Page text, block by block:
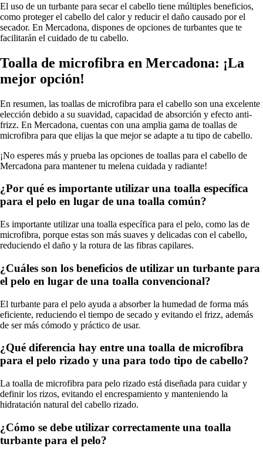
El uso de un turbante para secar el cabello tiene múltiples beneficios,
como proteger el cabello del calor y reducir el daño causado por el
secador. En Mercadona, dispones de opciones de turbantes que te
facilitarán el cuidado de tu cabello.
Toalla de microfibra en Mercadona: ¡La
mejor opción!
En resumen, las toallas de microfibra para el cabello son una excelente
elección debido a su suavidad, capacidad de absorción y efecto anti-
frizz. En Mercadona, cuentas con una amplia gama de toallas de
microfibra para que elijas la que mejor se adapte a tu tipo de cabello.
¡No esperes más y prueba las opciones de toallas para el cabello de
Mercadona para mantener tu melena cuidada y radiante!
¿Por qué es importante utilizar una toalla específica
para el pelo en lugar de una toalla común?
Es importante utilizar una toalla específica para el pelo, como las de
microfibra, porque estas son más suaves y delicadas con el cabello,
reduciendo el daño y la rotura de las fibras capilares.
¿Cuáles son los beneficios de utilizar un turbante para
el pelo en lugar de una toalla convencional?
El turbante para el pelo ayuda a absorber la humedad de forma más
eficiente, reduciendo el tiempo de secado y evitando el frizz, además
de ser más cómodo y práctico de usar.
¿Qué diferencia hay entre una toalla de microfibra
para el pelo rizado y una para todo tipo de cabello?
La toalla de microfibra para pelo rizado está diseñada para cuidar y
definir los rizos, evitando el encrespamiento y manteniendo la
hidratación natural del cabello rizado.
¿Cómo se debe utilizar correctamente una toalla
turbante para el pelo?